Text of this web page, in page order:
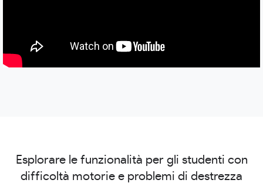
Esplorare le funzionalità per gli studenti con
difficoltà motorie e problemi di destrezza